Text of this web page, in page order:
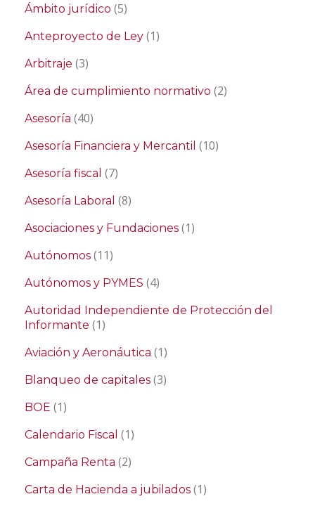
Ámbito jurídico (5)
Anteproyecto de Ley (1)
Arbitraje (3)
Área de cumplimiento normativo (2)
Asesoría (40)
Asesoría Financiera y Mercantil (10)
Asesoría fiscal (7)
Asesoría Laboral (8)
Asociaciones y Fundaciones (1)
Autónomos (11)
Autónomos y PYMES (4)
Autoridad Independiente de Protección del
Informante (1)
Aviación y Aeronáutica (1)
Blanqueo de capitales (3)
BOE (1)
Calendario Fiscal (1)
Campaña Renta (2)
Carta de Hacienda a jubilados (1)